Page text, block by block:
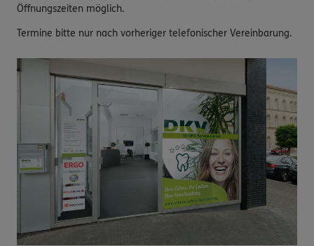
Öffnungszeiten möglich.
Termine bitte nur nach vorheriger telefonischer Vereinbarung.